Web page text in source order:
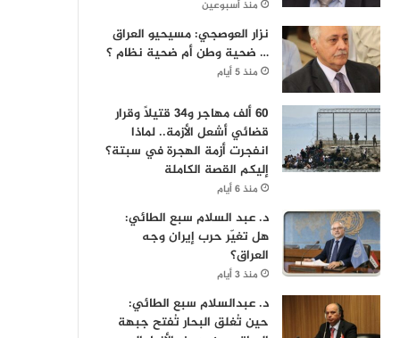
منذ أسبوعين
نزار العوصجي: مسيحيو العراق
… ضحية وطن أم ضحية نظام ؟
منذ 5 أيام
60 ألف مهاجر و34 قتيلاً وقرار
قضائي أشعل الأزمة.. لماذا
انفجرت أزمة الهجرة في سبتة؟
إليكم القصة الكاملة
منذ 6 أيام
د. عبد السلام سبع الطائي:
هل تغيّر حرب إيران وجه
العراق؟
منذ 3 أيام
د. عبدالسلام سبع الطائي:
حين تُغلق البحار تُفتح جبهة